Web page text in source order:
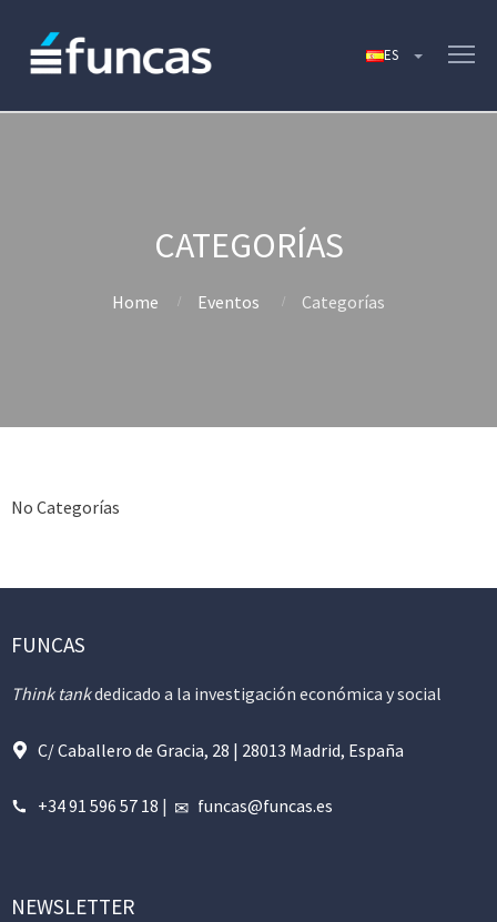
CATEGORÍAS
Home Eventos Categorías
No Categorías
FUNCAS
Think tankdedicado a la investigación económica y social
C/ Caballero de Gracia, 28 | 28013 Madrid, España
+34 91 596 57 18 | funcas@funcas.es
NEWSLETTER